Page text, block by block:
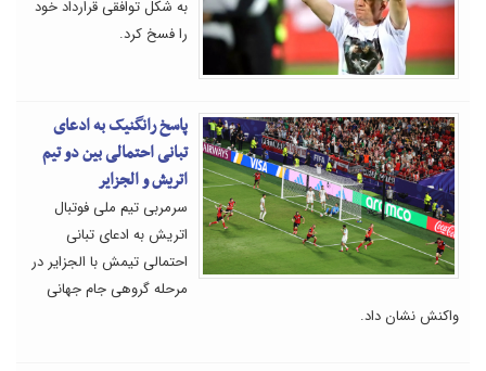
به شکل توافقی قرارداد خود
را فسخ کرد.
پاسخ رانگنیک به ادعای
تبانی احتمالی بین دو تیم
اتریش و الجزایر
سرمربی تیم ملی فوتبال
اتریش به ادعای تبانی
احتمالی تیمش با الجزایر در
مرحله گروهی جام جهانی
واکنش نشان داد.